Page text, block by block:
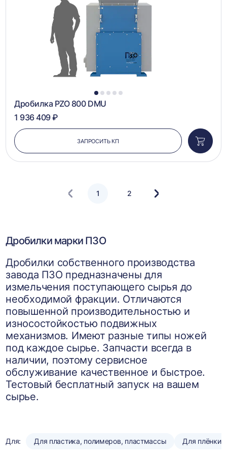
1 2 3 4 5
Дробилка PZO 800 DMU
1 936 409 ₽
ЗАПРОСИТЬ КП
в
1 2
Следующая
Дробилки марки ПЗО
Дробилки собственного производства
завода ПЗО предназначены для
измельчения поступающего сырья до
необходимой фракции. Отличаются
повышенной производительностью и
износостойкостью подвижных
механизмов. Имеют разные типы ножей
под каждое сырье. Запчасти всегда в
наличии, поэтому сервисное
обслуживание качественное и быстрое.
Тестовый бесплатный запуск на вашем
сырье.
Для: Для пластика, полимеров, пластмассы Для плёнки